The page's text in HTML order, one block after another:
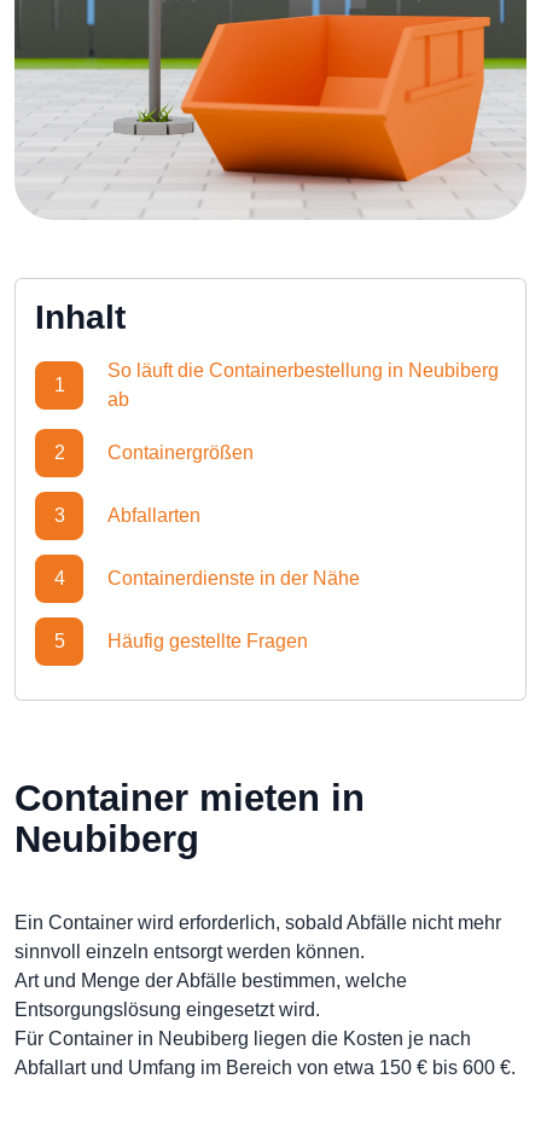
Inhalt
1
So läuft die Containerbestellung in Neubiberg
ab
2 Containergrößen
3 Abfallarten
4 Containerdienste in der Nähe
5 Häufig gestellte Fragen
Container mieten in
Neubiberg
Ein Container wird erforderlich, sobald Abfälle nicht mehr
sinnvoll einzeln entsorgt werden können.
Art und Menge der Abfälle bestimmen, welche
Entsorgungslösung eingesetzt wird.
Für Container in Neubiberg liegen die Kosten je nach
Abfallart und Umfang im Bereich von etwa 150 € bis 600 €.